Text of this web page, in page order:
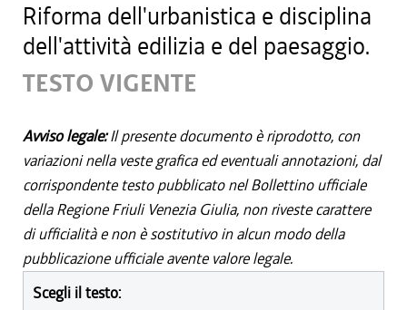
Riforma dell'urbanistica e disciplina
dell'attività edilizia e del paesaggio.
TESTO VIGENTE
Avviso legale:Il presente documento è riprodotto, con
variazioni nella veste grafica ed eventuali annotazioni, dal
corrispondente testo pubblicato nel Bollettino ufficiale
della Regione Friuli Venezia Giulia, non riveste carattere
di ufficialità e non è sostitutivo in alcun modo della
pubblicazione ufficiale avente valore legale.
Scegli il testo: